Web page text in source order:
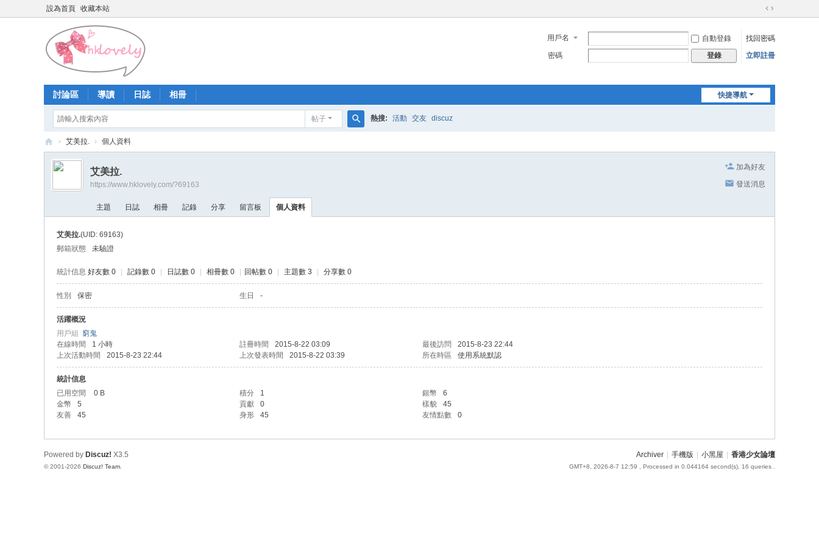
設為首頁 收藏本站
切
到
寬
用戶名 自動登錄
找回密碼
密碼
登錄 立即註冊
快捷導航
討論區 導讀 日誌 相冊
帖子
索
熱搜: 活動 交友 discuz
香
少
› 艾美拉. › 個人資料
加為好友
發送消息
艾美拉.
https://www.hklovely.com/?69163
主題 日誌 相冊 記錄 分享 留言板 個人資料
艾美拉.(UID: 69163)
郵箱狀態
未驗證
統計信息 好友數 0 記錄數 0 日誌數 0 相冊數 0 回帖數 0 主題數 3 分享數 0
性別 保密 生日 -
活躍概況
用戶組 窮鬼
在線時間
1 小時 註冊時間 2015-8-22 03:09 最後訪問
2015-8-23 22:44
上次活動時間
2015-8-23 22:44 上次發表時間 2015-8-22 03:39 所在時區 使用系統默認
統計信息
已用空間
0 B 積分 1 銀幣
6
金幣
5 貢獻 0 樣貌
45
友善
45 身形 45 友情點數 0
Archiver 手機版 小黑屋 香港少女論壇
GMT+8, 2026-8-7 12:59 , Processed in 0.044164 second(s), 16 queries .
Powered by Discuz! X3.5
© 2001-2026 Discuz! Team